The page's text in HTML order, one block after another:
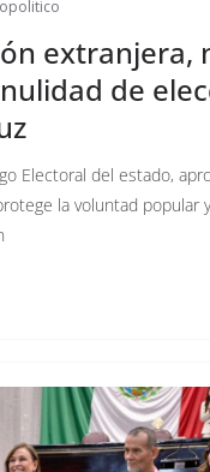
extranjera,
de
Electoral del estado,
la voluntad popular